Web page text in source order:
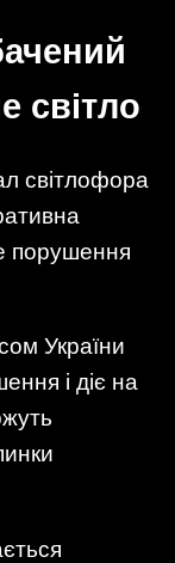
світло
світлофора
порушення
України
і діє на